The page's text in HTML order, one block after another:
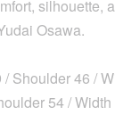
silhouette,
Osawa.
/ Shoulder 46 /
54 /